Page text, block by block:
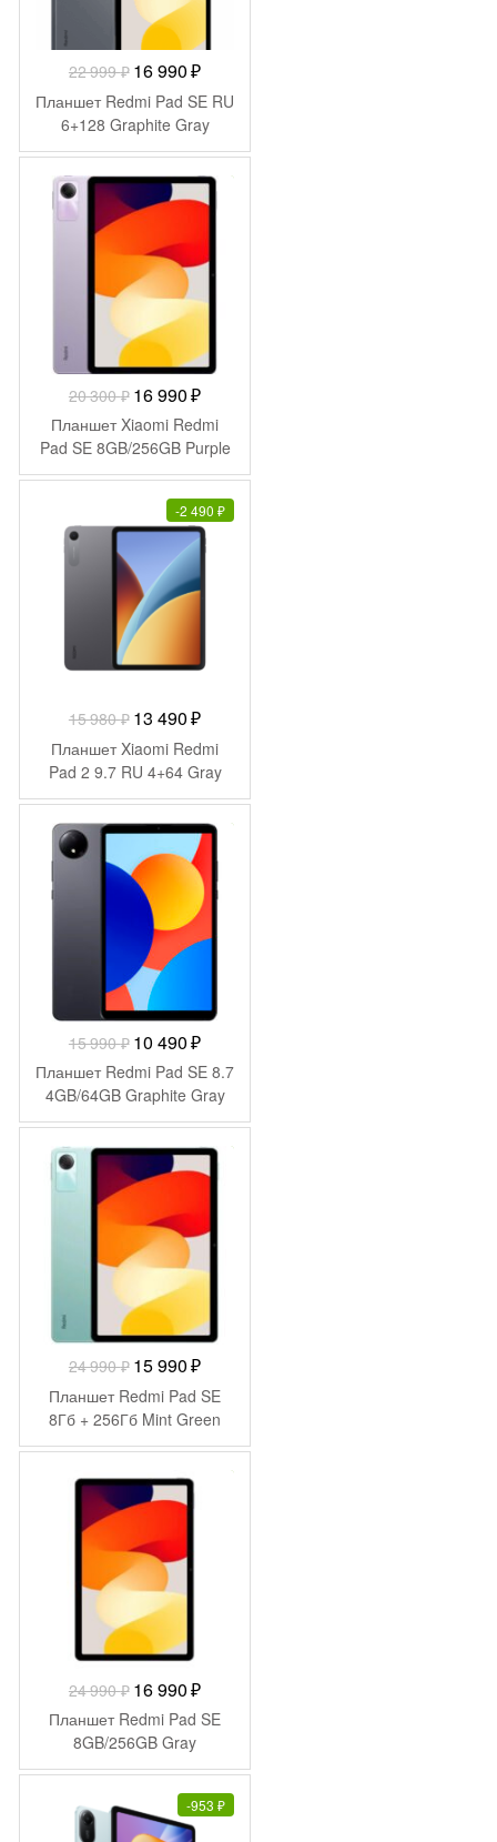
22 999₽ Первоначальная
цена
составляла
22
999 ₽.
16 990₽Текущая
цена:
16
990 ₽.
Планшет Redmi Pad SE RU
6+128 Graphite Gray
-3 310
20 300₽ Первоначальная
цена
составляла
20
300 ₽.
16 990₽Текущая
цена:
16
990 ₽.
Планшет Xiaomi Redmi
Pad SE 8GB/256GB Purple
-2 490 ₽
15 980₽ Первоначальная
цена
составляла
15
980 ₽.
13 490₽Текущая
цена:
13
490 ₽.
Планшет Xiaomi Redmi
Pad 2 9.7 RU 4+64 Gray
-5 500
15 990₽ Первоначальная
цена
составляла
15
990 ₽.
10 490₽Текущая
цена:
10
490 ₽.
Планшет Redmi Pad SE 8.7
4GB/64GB Graphite Gray
-9 000₽
24 990₽ Первоначальная
цена
составляла
24
990 ₽.
15 990₽Текущая
цена:
15
990 ₽.
Планшет Redmi Pad SE
8Гб + 256Гб Mint Green
-8 000
24 990₽ Первоначальная
цена
составляла
24
990 ₽.
16 990₽Текущая
цена:
990 ₽.
Планшет Redmi Pad SE
8GB/256GB Gray
-953 ₽